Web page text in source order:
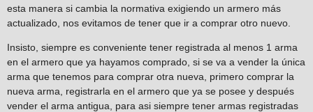
esta manera si cambia la normativa exigiendo un armero más
actualizado, nos evitamos de tener que ir a comprar otro nuevo.
Insisto, siempre es conveniente tener registrada al menos 1 arma
en el armero que ya hayamos comprado, si se va a vender la única
arma que tenemos para comprar otra nueva, primero comprar la
nueva arma, registrarla en el armero que ya se posee y después
vender el arma antigua, para asi siempre tener armas registradas